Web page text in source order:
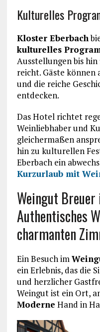
Kulturelles
Kloster Eberbach
kulturelles
Ausstellungen bis
reicht. Gäste
und die reiche
entdecken.
Das Hotel richtet
Weinliebhaber und
gleichermaßen
hin zu kulturellen
Eberbach ein
Kurzurlaub mit
Weingut
Authentisches
charmanten
Ein Besuch im
ein Erlebnis, das die
und herzlicher
Weingut ist ein Ort,
Moderne Hand in